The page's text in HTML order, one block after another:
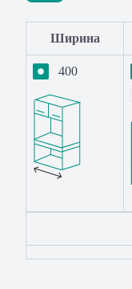
Ширина
400